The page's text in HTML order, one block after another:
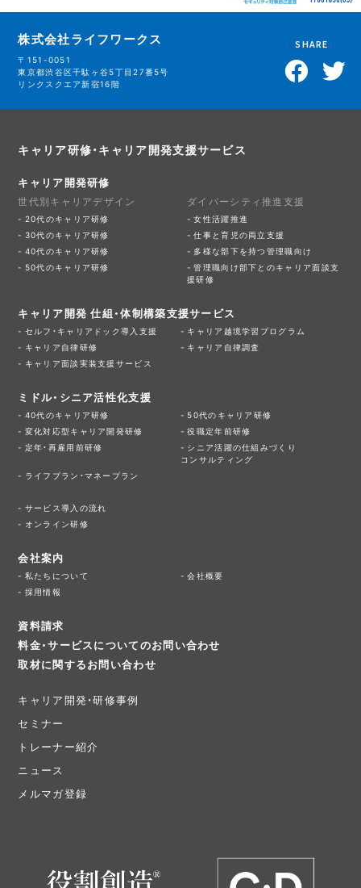
株式会社ライフワークス
〒151-0051
東京都渋谷区千駄ヶ谷5丁目27番5号
リンクスクエア新宿16階
SHARE
キャリア研修・キャリア開発支援サービス
キャリア開発研修
世代別キャリアデザイン
20代のキャリア研修
30代のキャリア研修
40代のキャリア研修
50代のキャリア研修
ダイバーシティ推進支援
女性活躍推進
仕事と育児の両立支援
多様な部下を持つ管理職向け
管理職向け部下とのキャリア面談支
援研修
キャリア開発 仕組・体制構築支援サービス
セルフ・キャリアドック導入支援
キャリア越境学習プログラム
キャリア自律研修
キャリア自律調査
キャリア面談実装支援サービス
ミドル・シニア活性化支援
40代のキャリア研修
50代のキャリア研修
変化対応型キャリア開発研修
役職定年前研修
定年・再雇用前研修
シニア活躍の仕組みづくり
コンサルティング
ライフプラン・マネープラン
サービス導入の流れ
オンライン研修
会社案内
私たちについて
会社概要
採用情報
資料請求
料金・サービスについてのお問い合わせ
取材に関するお問い合わせ
キャリア開発・研修事例
セミナー
トレーナー紹介
ニュース
メルマガ登録